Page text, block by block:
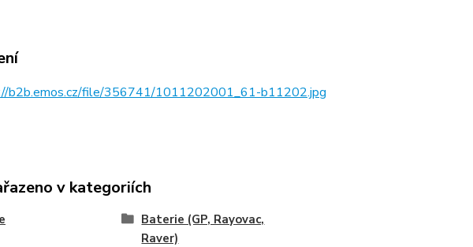
b2b.emos.cz/file/356741/1011202001_61-b11202.jpg
v kategoriích
Baterie (GP, Rayovac,
Raver)